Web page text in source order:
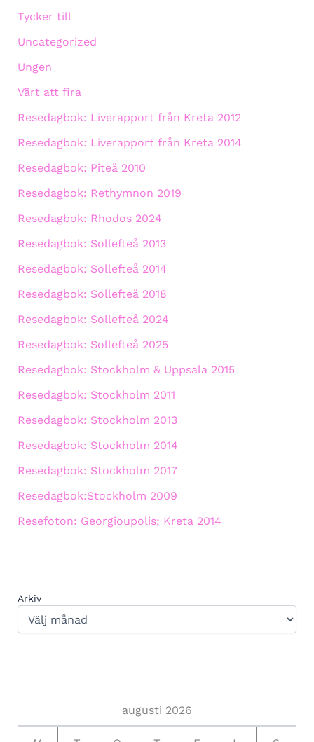
Tycker till
Uncategorized
Ungen
Värt att fira
Resedagbok: Liverapport från Kreta 2012
Resedagbok: Liverapport från Kreta 2014
Resedagbok: Piteå 2010
Resedagbok: Rethymnon 2019
Resedagbok: Rhodos 2024
Resedagbok: Sollefteå 2013
Resedagbok: Sollefteå 2014
Resedagbok: Sollefteå 2018
Resedagbok: Sollefteå 2024
Resedagbok: Sollefteå 2025
Resedagbok: Stockholm & Uppsala 2015
Resedagbok: Stockholm 2011
Resedagbok: Stockholm 2013
Resedagbok: Stockholm 2014
Resedagbok: Stockholm 2017
Resedagbok:Stockholm 2009
Resefoton: Georgioupolis; Kreta 2014
Arkiv
augusti 2026